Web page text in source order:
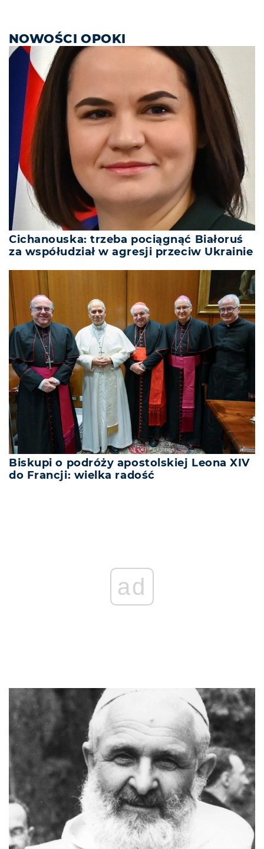
NOWOŚCI OPOKI
Cichanouska: trzeba pociągnąć Białoruś
za współudział w agresji przeciw Ukrainie
Biskupi o podróży apostolskiej Leona XIV
do Francji: wielka radość
ad